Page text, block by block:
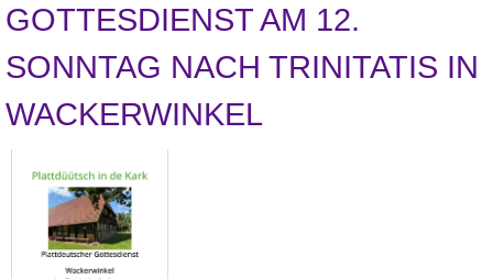
GOTTESDIENST AM 12.
SONNTAG NACH TRINITATIS IN
WACKERWINKEL